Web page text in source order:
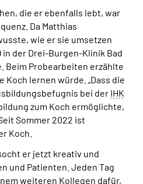
die er ebenfalls lebt, war
Da Matthias
wie er sie umsetzen
der Drei-Burgen-Klinik Bad
Beim Probearbeiten erzählte
Koch lernen würde. „Dass die
bei der IHK
zum Koch ermöglichte,
Sommer 2022 ist
Koch.
er jetzt kreativ und
und Patienten. Jeden Tag
weiteren Kollegen dafür,